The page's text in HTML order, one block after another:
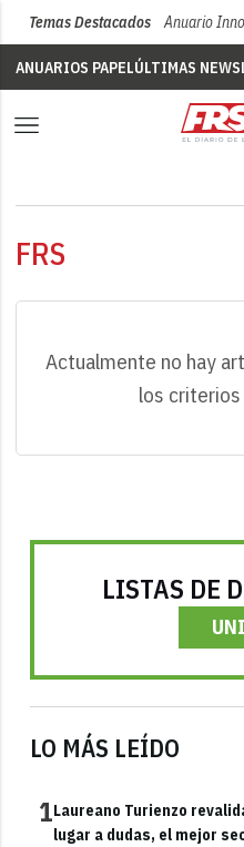
Temas Destacados Anuario
ANUARIOS PAPELÚLTIMAS
FRS
Actualmente no hay
los criterios
LISTAS DE
LO MÁS LEÍDO
1Laureano Turienzo
lugar a dudas, el mejor